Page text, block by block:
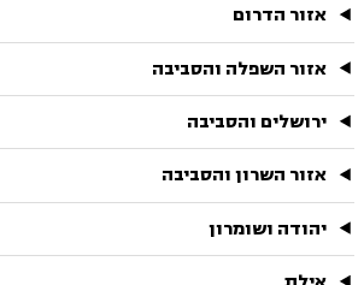
אזור הדרום
אזור השפלה והסביבה
ירושלים והסביבה
אזור השרון והסביבה
יהודה ושומרון